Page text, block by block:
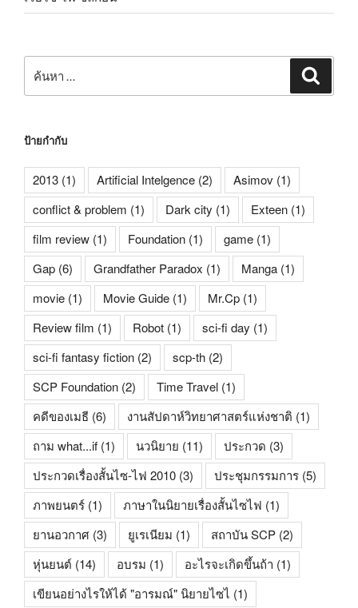
ป้ายกำกับ
2013 (1) Artificial Intelgence (2) Asimov (1)
conflict & problem (1) Dark city (1) Exteen (1)
film review (1) Foundation (1) game (1)
Gap (6) Grandfather Paradox (1) Manga (1)
movie (1) Movie Guide (1) Mr.Cp (1)
Review film (1) Robot (1) sci-fi day (1)
sci-fi fantasy fiction (2) scp-th (2)
SCP Foundation (2) Time Travel (1)
คดีของเมธี (6) งานสัปดาห์วิทยาศาสตร์แห่งชาติ (1)
ถาม what...if (1) นวนิยาย (11) ประกวด (3)
ประกวดเรื่องสั้นไซ-ไฟ 2010 (3) ประชุมกรรมการ (5)
ภาพยนตร์ (1) ภาษาในนิยายเรื่องสั้นไซไฟ (1)
ยานอวกาศ (3) ยูเรเนียม (1) สถาบัน SCP (2)
หุ่นยนต์ (14) อบรม (1) อะไรจะเกิดขึ้นถ้า (1)
เขียนอย่างไรให้ได้ "อารมณ์" นิยายไซไ (1)